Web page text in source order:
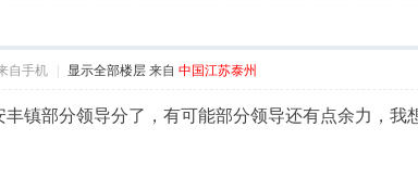
自手机 显示全部楼层 来自 中国江苏泰州
镇部分领导分了，有可能部分领导还有点余力，